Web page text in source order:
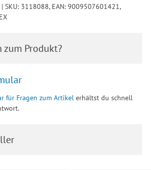
SKU: 3118088, EAN: 9009507601421,
zum Produkt?
für Fragen zum Artikelerhältst du schnell